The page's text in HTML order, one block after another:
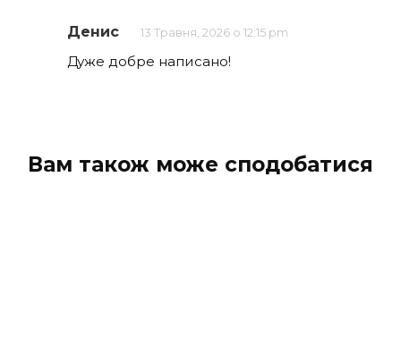
Денис 13 Травня, 2026 о 12:15 pm
Дуже добре написано!
Вам також може сподобатися